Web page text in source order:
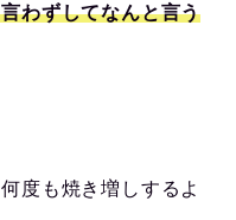
わずしてなんと言う
度も焼き増しするよ